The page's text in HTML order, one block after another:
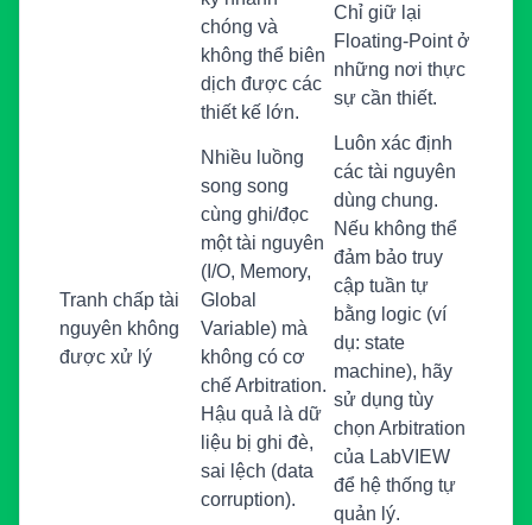
chóng và
không thể biên
dịch được các
thiết kế lớn.
Chỉ giữ lại
Floating-Point ở
những nơi thực
sự cần thiết.
Tranh chấp tài
nguyên không
được xử lý
Nhiều luồng
song song
cùng ghi/đọc
một tài nguyên
(I/O, Memory,
Global
Variable) mà
không có cơ
chế Arbitration.
Hậu quả là dữ
liệu bị ghi đè,
sai lệch (data
corruption).
Luôn xác định
các tài nguyên
dùng chung.
Nếu không thể
đảm bảo truy
cập tuần tự
bằng logic (ví
dụ: state
machine), hãy
sử dụng tùy
chọn Arbitration
của LabVIEW
để hệ thống tự
quản lý.